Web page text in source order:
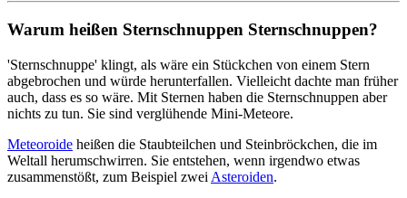
Warum heißen Sternschnuppen Sternschnuppen?
'Sternschnuppe' klingt, als wäre ein Stückchen von einem Stern
abgebrochen und würde herunterfallen. Vielleicht dachte man früher
auch, dass es so wäre. Mit Sternen haben die Sternschnuppen aber
nichts zu tun. Sie sind verglühende Mini-Meteore.
Meteoroide heißen die Staubteilchen und Steinbröckchen, die im
Weltall herumschwirren. Sie entstehen, wenn irgendwo etwas
zusammenstößt, zum Beispiel zwei Asteroiden.